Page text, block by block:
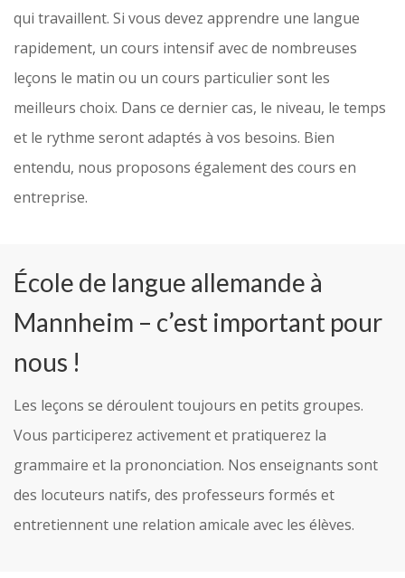
qui travaillent. Si vous devez apprendre une langue
rapidement, un cours intensif avec de nombreuses
leçons le matin ou un cours particulier sont les
meilleurs choix. Dans ce dernier cas, le niveau, le temps
et le rythme seront adaptés à vos besoins. Bien
entendu, nous proposons également des cours en
entreprise.
École de langue allemande à
Mannheim – c’est important pour
nous !
Les leçons se déroulent toujours en petits groupes.
Vous participerez activement et pratiquerez la
grammaire et la prononciation. Nos enseignants sont
des locuteurs natifs, des professeurs formés et
entretiennent une relation amicale avec les élèves.